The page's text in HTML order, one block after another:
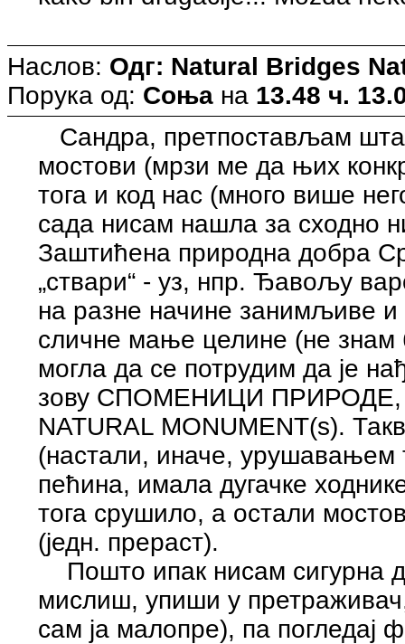
Наслов: Одг: Natural Bridges
Порука од: Соња на 13.48 ч.
Сандра, претпостављам
мостови (мрзи ме да њих
тога и код нас (много више
сада нисам нашла за сходно
Заштићена природна добра
„ствари“ - уз, нпр. Ђавољу
на разне начине занимљиве и
сличне мање целине (не знам
могла да се потрудим да је
зову СПОМЕНИЦИ ПРИРОДЕ,
NATURAL MONUMENT(s).
(настали, иначе, урушавањем
пећина, имала дугачке
тога срушило, а остали
(једн. прераст).
Пошто ипак нисам сигурна
мислиш, упиши у
сам ја малопре), па погледај